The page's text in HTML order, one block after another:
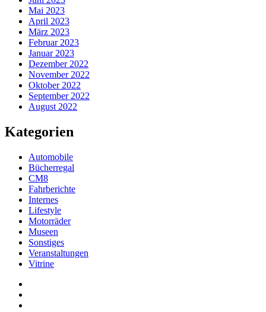
Mai 2023
April 2023
März 2023
Februar 2023
Januar 2023
Dezember 2022
November 2022
Oktober 2022
September 2022
August 2022
Kategorien
Automobile
Bücherregal
CM8
Fahrberichte
Internes
Lifestyle
Motorräder
Museen
Sonstiges
Veranstaltungen
Vitrine